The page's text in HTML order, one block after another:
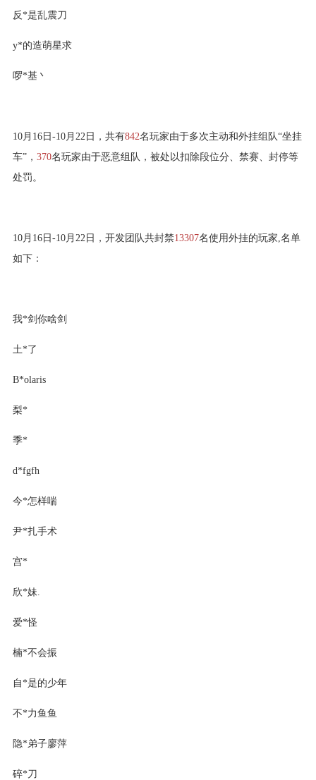
反*是乱震刀
y*的造萌星求
啰*基丶
10月16日-10月22日，共有842名玩家由于多次主动和外挂组队“坐挂
车”， 370名玩家由于恶意组队，被处以扣除段位分、禁赛、封停等
处罚。
10月16日-10月22日，开发团队共封禁13307名使用外挂的玩家,名单
如下：
我*剑你啥剑
土*了
B*olaris
梨*
季*
d*fgfh
今*怎样喘
尹*扎手术
宫*
欣*妹.
爱*怪
楠*不会振
自*是的少年
不*力鱼鱼
隐*弟子廖萍
碎*刀